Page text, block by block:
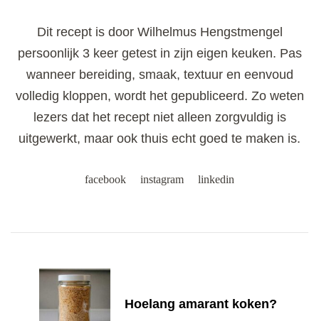
Dit recept is door Wilhelmus Hengstmengel
persoonlijk 3 keer getest in zijn eigen keuken. Pas
wanneer bereiding, smaak, textuur en eenvoud
volledig kloppen, wordt het gepubliceerd. Zo weten
lezers dat het recept niet alleen zorgvuldig is
uitgewerkt, maar ook thuis echt goed te maken is.
facebook instagram linkedin
Navigation
Hoelang amarant koken?